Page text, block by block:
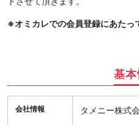
※オミカレでの会員登録にあたっ
基
会社情報 タメニー株式